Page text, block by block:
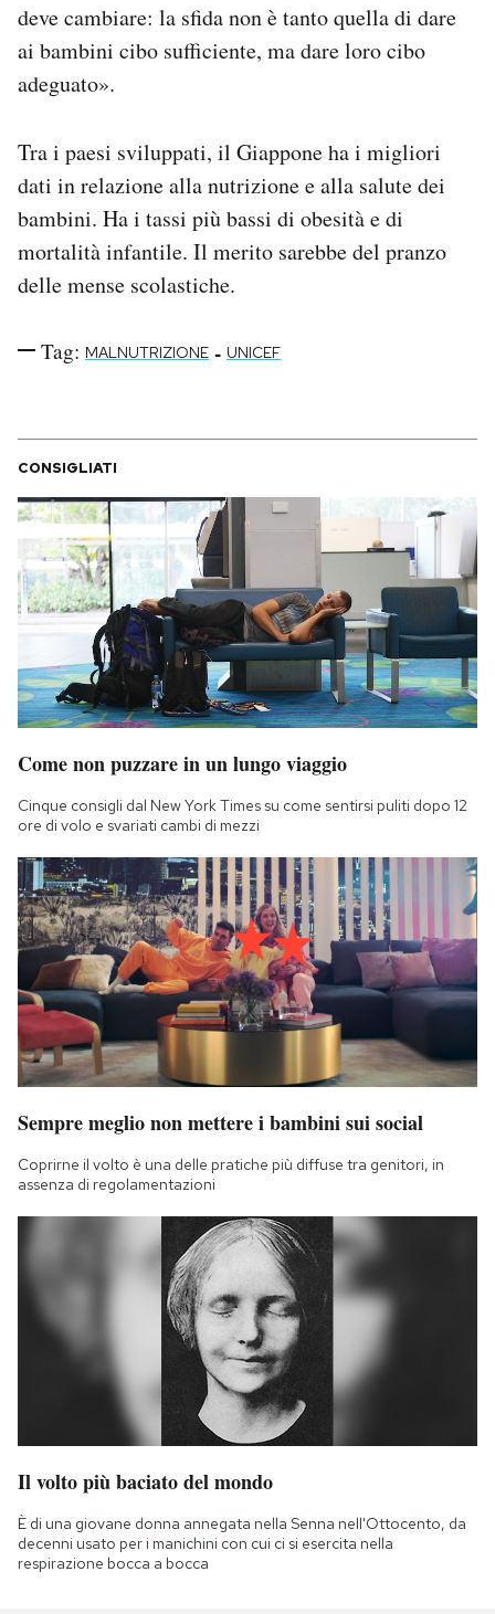
deve cambiare: la sfida non è tanto quella di dare
ai bambini cibo sufficiente, ma dare loro cibo
adeguato».
Tra i paesi sviluppati, il Giappone ha i migliori
dati in relazione alla nutrizione e alla salute dei
bambini. Ha i tassi più bassi di obesità e di
mortalità infantile. Il merito sarebbe del pranzo
delle mense scolastiche.
Tag: MALNUTRIZIONE - UNICEF
CONSIGLIATI
Come non puzzare in un lungo viaggio
Cinque consigli dal New York Times su come sentirsi puliti dopo 12
ore di volo e svariati cambi di mezzi
Sempre meglio non mettere i bambini sui social
Coprirne il volto è una delle pratiche più diffuse tra genitori, in
assenza di regolamentazioni
Il volto più baciato del mondo
È di una giovane donna annegata nella Senna nell'Ottocento, da
decenni usato per i manichini con cui ci si esercita nella
respirazione bocca a bocca